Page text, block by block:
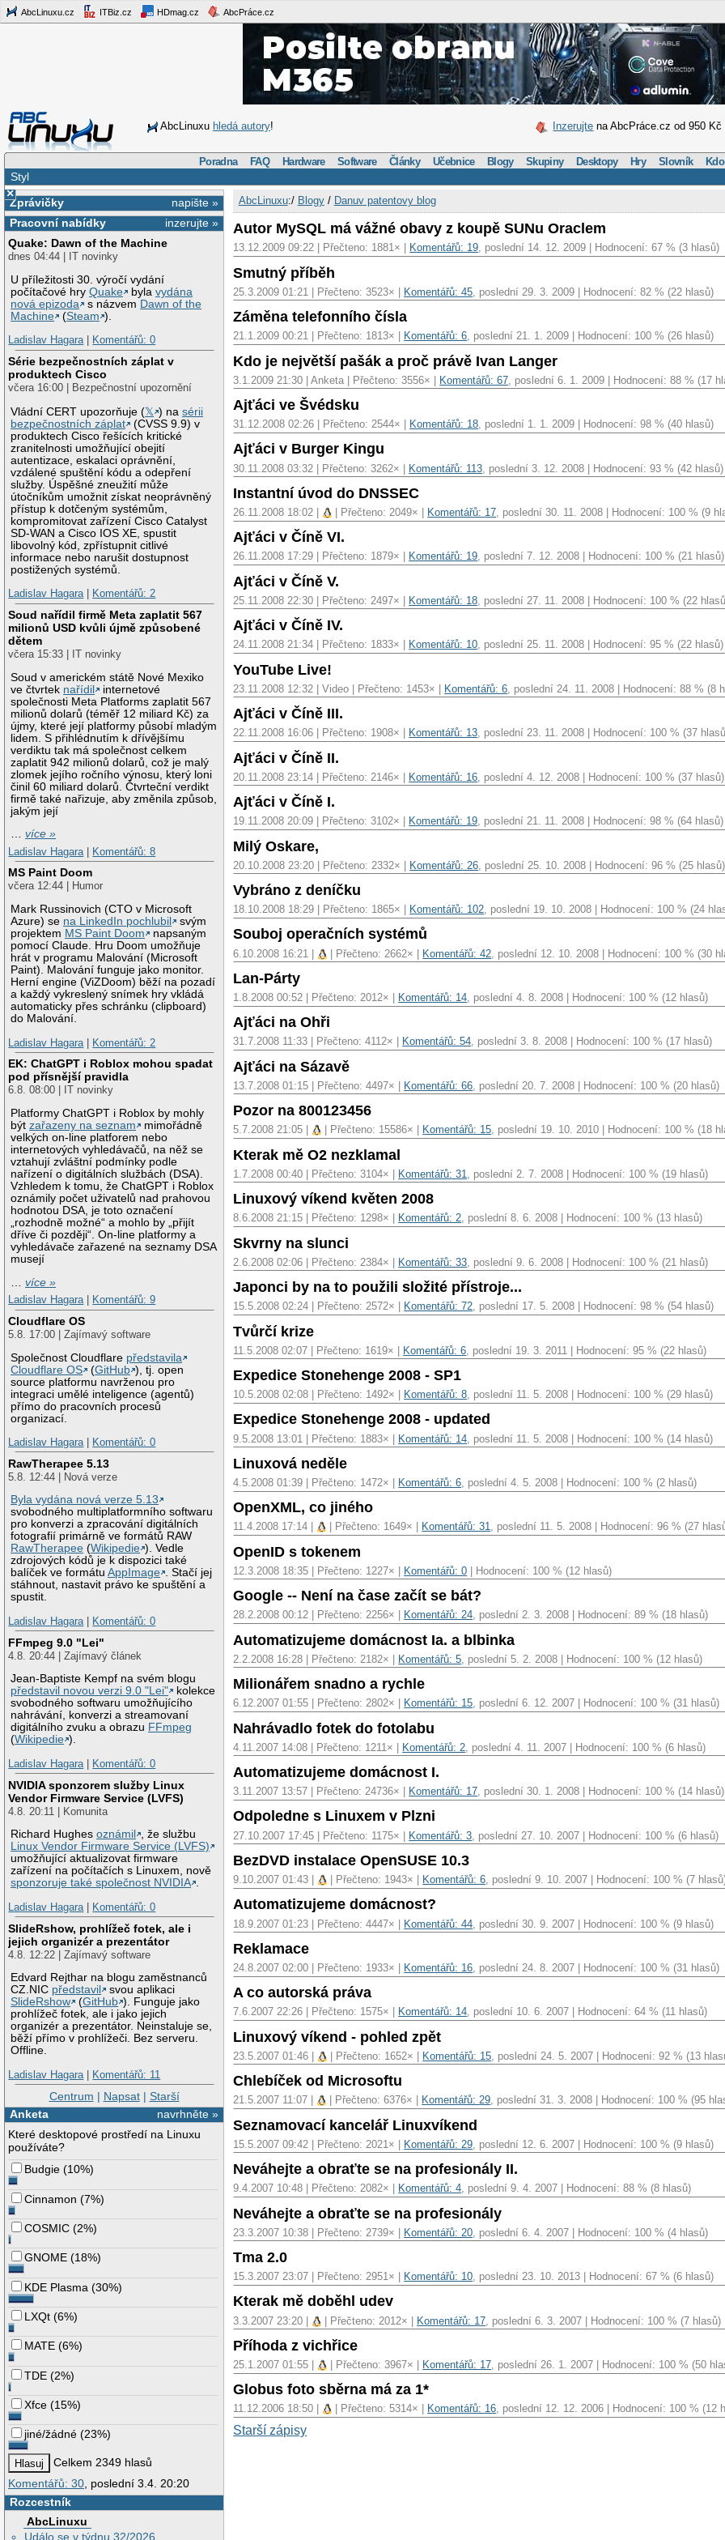
AbcLinuxu.cz ITBiz.cz HDmag.cz AbcPráce.cz
AbcLinuxu hledá autory! Inzerujte na AbcPráce.cz od 950 Kč
Poradna FAQ Hardware Software Články Učebnice Blogy Skupiny Desktopy Hry Slovník
Styl
×
napište »
Zprávičky
inzerujte »
Pracovní nabídky
Quake: Dawn of the Machine
dnes 04:44 | IT novinky
U příležitosti 30. výročí vydání
počítačové hryQuake bylavydána
nová epizoda
s názvem Dawn of the
Machine
(Steam ).
Ladislav Hagara| Komentářů: 0
Série bezpečnostních záplat v
produktech Cisco
včera 16:00 | Bezpečnostní upozornění
Vládní CERT upozorňuje (𝕏 ) nasérii
bezpečnostních záplat
(CVSS 9.9) v
produktech Cisco řešících kritické
zranitelnosti umožňující obejití
autentizace, eskalaci oprávnění,
vzdálené spuštění kódu a odepření
služby. Úspěšné zneužití může
útočníkům umožnit získat neoprávněný
přístup k dotčeným systémům,
kompromitovat zařízení Cisco Catalyst
SD-WAN a Cisco IOS XE, spustit
libovolný kód, zpřístupnit citlivé
informace nebo narušit dostupnost
postižených systémů.
Ladislav Hagara| Komentářů: 2
Soud nařídil firmě Meta zaplatit 567
milionů USD kvůli újmě způsobené
dětem
včera 15:33 | IT novinky
Soud v americkém státě Nové Mexiko
ve čtvrtek nařídil
internetové
společnosti Meta Platforms zaplatit 567
milionů dolarů (téměř 12 miliard Kč) za
újmy, které její platformy působí mladým
lidem. S přihlédnutím k dřívějšímu
verdiktu tak má společnost celkem
zaplatit 942 milionů dolarů, což je malý
zlomek jejího ročního výnosu, který loni
činil 60 miliard dolarů. Čtvrteční verdikt
firmě také nařizuje, aby změnila způsob,
jakým její
…více »
Ladislav Hagara
Komentářů: 8
MS Paint Doom
včera 12:44 | Humor
Mark Russinovich (CTO v Microsoft
Azure) se na LinkedIn pochlubil
svým
projektem MS Paint Doom
napsaným
pomocí Claude. Hru Doom umožňuje
hrát v programu Malování (Microsoft
Paint). Malování funguje jako monitor.
Herní engine (ViZDoom) běží na pozadí
a každý vykreslený snímek hry vkládá
automaticky přes schránku (clipboard)
do Malování.
Ladislav Hagara
Komentářů: 2
EK: ChatGPT i Roblox mohou spadat
pod přísnější pravidla
6.8. 08:00 | IT novinky
Platformy ChatGPT i Roblox by mohly
býtzařazeny na seznam
mimořádně
velkých on-line platforem nebo
internetových vyhledávačů, na něž se
vztahují zvláštní podmínky podle
nařízení o digitálních službách (DSA).
Vzhledem k tomu, že ChatGPT i Roblox
oznámily počet uživatelů nad prahovou
hodnotou DSA, je toto označení
„rozhodně možné“ a mohlo by „přijít
dříve či později“. On-line platformy a
vyhledávače zařazené na seznamy DSA
musejí
…více »
Ladislav Hagara| Komentářů: 9
Cloudflare OS
5.8. 17:00 | Zajímavý software
Společnost Cloudflare představila
Cloudflare OS
(GitHub ), tj. open
source platformu navrženou pro
integraci umělé inteligence (agentů)
přímo do pracovních procesů
organizací.
Ladislav Hagara| Komentářů: 0
RawTherapee 5.13
5.8. 12:44 | Nová verze
Byla vydána nová verze 5.13
svobodného multiplatformního softwaru
pro konverzi a zpracování digitálních
fotografií primárně ve formátů RAW
RawTherapee (Wikipedie ). Vedle
zdrojových kódů je k dispozici také
balíček ve formátuAppImage . Stačí jej
stáhnout, nastavit právo ke spuštění a
spustit.
Ladislav Hagara| Komentářů: 0
FFmpeg 9.0 "Lei"
4.8. 20:44 | Zajímavý článek
Jean-Baptiste Kempf na svém blogu
představil novou verzi 9.0 "Lei"
kolekce
svobodného softwaru umožňujícího
nahrávání, konverzi a streamovaní
digitálního zvuku a obrazu FFmpeg
(Wikipedie ).
Ladislav Hagara| Komentářů: 0
NVIDIA sponzorem služby Linux
Vendor Firmware Service (LVFS)
4.8. 20:11 | Komunita
Richard Hughesoznámil
, že službu
Linux Vendor Firmware Service (LVFS)
umožňující aktualizovat firmware
zařízení na počítačích s Linuxem, nově
sponzoruje také společnost NVIDIA .
Ladislav Hagara| Komentářů: 0
SlideRshow, prohlížeč fotek, ale i
jejich organizér a prezentátor
4.8. 12:22 | Zajímavý software
Edvard Rejthar na blogu zaměstnanců
CZ.NIC představil
svou aplikaci
SlideRshow
(GitHub ). Funguje jako
prohlížeč fotek, ale i jako jejich
organizér a prezentátor. Neinstaluje se,
běží přímo v prohlížeči. Bez serveru.
Offline.
Ladislav Hagara| Komentářů: 11
Centrum | Napsat| Starší
navrhněte »
Anketa
Které desktopové prostředí na Linuxu
používáte?
Budgie (10%)
Cinnamon (7%)
COSMIC (2%)
GNOME (18%)
KDE Plasma (30%)
LXQt (6%)
MATE (6%)
TDE (2%)
Xfce (15%)
jiné/žádné (23%)
Celkem 2349 hlasů
Komentářů: 30 , poslední 3.4. 20:20
Rozcestník
AbcLinuxu
Událo se v týdnu 32/2026
AbcLinuxu:/ Blogy/ Danuv patentovy blog
Autor MySQL má vážné obavy z koupě SUNu Oraclem
13.12.2009 09:22 | Přečteno: 1881× | Komentářů: 19, poslední 14. 12. 2009 | Hodnocení: 67 % (3 hlasů)
Smutný příběh
25.3.2009 01:21 | Přečteno: 3523× | Komentářů: 45 , poslední 29. 3. 2009 | Hodnocení: 82 % (22 hlasů)
Záměna telefonního čísla
21.1.2009 00:21 | Přečteno: 1813× | Komentářů: 6, poslední 21. 1. 2009 | Hodnocení: 100 % (26 hlasů)
Kdo je největší pašák a proč právě Ivan Langer
3.1.2009 21:30 | Anketa | Přečteno: 3556× | Komentářů: 67 , poslední 6. 1. 2009 | Hodnocení: 88 % (17
Ajťáci ve Švédsku
31.12.2008 02:26 | Přečteno: 2544× | Komentářů: 18, poslední 1. 1. 2009 | Hodnocení: 98 % (40 hlasů)
Ajťáci v Burger Kingu
30.11.2008 03:32 | Přečteno: 3262× | Komentářů: 113 , poslední 3. 12. 2008 | Hodnocení: 93 % (42 hlasů)
Instantní úvod do DNSSEC
26.11.2008 18:02 | | Přečteno: 2049× | Komentářů: 17, poslední 30. 11. 2008 | Hodnocení: 100 % (9
Ajťáci v Číně VI.
26.11.2008 17:29 | Přečteno: 1879× | Komentářů: 19, poslední 7. 12. 2008 | Hodnocení: 100 % (21 hlasů)
Ajťáci v Číně V.
25.11.2008 22:30 | Přečteno: 2497× | Komentářů: 18 , poslední 27. 11. 2008 | Hodnocení: 100 % (22
Ajťáci v Číně IV.
24.11.2008 21:34 | Přečteno: 1833× | Komentářů: 10, poslední 25. 11. 2008 | Hodnocení: 95 % (22 hlasů)
YouTube Live!
23.11.2008 12:32 | Video | Přečteno: 1453× | Komentářů: 6 , poslední 24. 11. 2008 | Hodnocení: 88 % (8
Ajťáci v Číně III.
22.11.2008 16:06 | Přečteno: 1908× | Komentářů: 13, poslední 23. 11. 2008 | Hodnocení: 100 % (37
Ajťáci v Číně II.
20.11.2008 23:14 | Přečteno: 2146× | Komentářů: 16 , poslední 4. 12. 2008 | Hodnocení: 100 % (37 hlasů)
Ajťáci v Číně I.
19.11.2008 20:09 | Přečteno: 3102× | Komentářů: 19, poslední 21. 11. 2008 | Hodnocení: 98 % (64 hlasů)
Milý Oskare,
20.10.2008 23:20 | Přečteno: 2332× | Komentářů: 26 , poslední 25. 10. 2008 | Hodnocení: 96 % (25 hlasů)
Vybráno z deníčku
18.10.2008 18:29 | Přečteno: 1865× | Komentářů: 102, poslední 19. 10. 2008 | Hodnocení: 100 % (24
Souboj operačních systémů
6.10.2008 16:21 | | Přečteno: 2662× | Komentářů: 42 , poslední 12. 10. 2008 | Hodnocení: 100 % (30
Lan-Párty
1.8.2008 00:52 | Přečteno: 2012× | Komentářů: 14 , poslední 4. 8. 2008 | Hodnocení: 100 % (12 hlasů)
Ajťáci na Ohři
31.7.2008 11:33 | Přečteno: 4112× | Komentářů: 54, poslední 3. 8. 2008 | Hodnocení: 100 % (17 hlasů)
Ajťáci na Sázavě
13.7.2008 01:15 | Přečteno: 4497× | Komentářů: 66 , poslední 20. 7. 2008 | Hodnocení: 100 % (20 hlasů)
Pozor na 800123456
5.7.2008 21:05 | | Přečteno: 15586× | Komentářů: 15, poslední 19. 10. 2010 | Hodnocení: 100 % (18
Kterak mě O2 nezklamal
1.7.2008 00:40 | Přečteno: 3104× | Komentářů: 31 , poslední 2. 7. 2008 | Hodnocení: 100 % (19 hlasů)
Linuxový víkend květen 2008
8.6.2008 21:15 | Přečteno: 1298× | Komentářů: 2, poslední 8. 6. 2008 | Hodnocení: 100 % (13 hlasů)
Skvrny na slunci
2.6.2008 02:06 | Přečteno: 2384× | Komentářů: 33 , poslední 9. 6. 2008 | Hodnocení: 100 % (21 hlasů)
Japonci by na to použili složité přístroje...
15.5.2008 02:24 | Přečteno: 2572× | Komentářů: 72, poslední 17. 5. 2008 | Hodnocení: 98 % (54 hlasů)
Tvůrčí krize
11.5.2008 02:07 | Přečteno: 1619× | Komentářů: 6 , poslední 19. 3. 2011 | Hodnocení: 95 % (22 hlasů)
Expedice Stonehenge 2008 - SP1
10.5.2008 02:08 | Přečteno: 1492× | Komentářů: 8, poslední 11. 5. 2008 | Hodnocení: 100 % (29 hlasů)
Expedice Stonehenge 2008 - updated
9.5.2008 13:01 | Přečteno: 1883× | Komentářů: 14 , poslední 11. 5. 2008 | Hodnocení: 100 % (14 hlasů)
Linuxová neděle
4.5.2008 01:39 | Přečteno: 1472× | Komentářů: 6 , poslední 4. 5. 2008 | Hodnocení: 100 % (2 hlasů)
OpenXML, co jiného
11.4.2008 17:14 | | Přečteno: 1649× | Komentářů: 31, poslední 11. 5. 2008 | Hodnocení: 96 % (27
OpenID s tokenem
12.3.2008 18:35 | Přečteno: 1227× | Komentářů: 0 | Hodnocení: 100 % (12 hlasů)
Google -- Není na čase začít se bát?
28.2.2008 00:12 | Přečteno: 2256× | Komentářů: 24, poslední 2. 3. 2008 | Hodnocení: 89 % (18 hlasů)
Automatizujeme domácnost Ia. a blbinka
2.2.2008 16:28 | Přečteno: 2182× | Komentářů: 5 , poslední 5. 2. 2008 | Hodnocení: 100 % (12 hlasů)
Milionářem snadno a rychle
6.12.2007 01:55 | Přečteno: 2802× | Komentářů: 15, poslední 6. 12. 2007 | Hodnocení: 100 % (31 hlasů)
Nahrávadlo fotek do fotolabu
4.11.2007 14:08 | Přečteno: 1211× | Komentářů: 2 , poslední 4. 11. 2007 | Hodnocení: 100 % (6 hlasů)
Automatizujeme domácnost I.
3.11.2007 13:57 | Přečteno: 24736× | Komentářů: 17, poslední 30. 1. 2008 | Hodnocení: 100 % (14 hlasů)
Odpoledne s Linuxem v Plzni
27.10.2007 17:45 | Přečteno: 1175× | Komentářů: 3 , poslední 27. 10. 2007 | Hodnocení: 100 % (6 hlasů)
BezDVD instalace OpenSUSE 10.3
9.10.2007 01:43 | | Přečteno: 1943× | Komentářů: 6, poslední 9. 10. 2007 | Hodnocení: 100 % (7
Automatizujeme domácnost?
18.9.2007 01:23 | Přečteno: 4447× | Komentářů: 44 , poslední 30. 9. 2007 | Hodnocení: 100 % (9 hlasů)
Reklamace
24.8.2007 02:00 | Přečteno: 1933× | Komentářů: 16 , poslední 24. 8. 2007 | Hodnocení: 100 % (31 hlasů)
A co autorská práva
7.6.2007 22:26 | Přečteno: 1575× | Komentářů: 14, poslední 10. 6. 2007 | Hodnocení: 64 % (11 hlasů)
Linuxový víkend - pohled zpět
23.5.2007 01:46 | | Přečteno: 1652× | Komentářů: 15 , poslední 24. 5. 2007 | Hodnocení: 92 % (13
Chlebíček od Microsoftu
21.5.2007 11:07 | | Přečteno: 6376× | Komentářů: 29, poslední 31. 3. 2008 | Hodnocení: 100 % (95
Seznamovací kancelář Linuxvíkend
15.5.2007 09:42 | Přečteno: 2021× | Komentářů: 29 , poslední 12. 6. 2007 | Hodnocení: 100 % (9 hlasů)
Neváhejte a obraťte se na profesionály II.
9.4.2007 10:48 | Přečteno: 2082× | Komentářů: 4, poslední 9. 4. 2007 | Hodnocení: 88 % (8 hlasů)
Neváhejte a obraťte se na profesionály
23.3.2007 10:38 | Přečteno: 2739× | Komentářů: 20 , poslední 6. 4. 2007 | Hodnocení: 100 % (4 hlasů)
Tma 2.0
15.3.2007 23:07 | Přečteno: 2951× | Komentářů: 10, poslední 23. 10. 2013 | Hodnocení: 67 % (6 hlasů)
Kterak mě doběhl udev
3.3.2007 23:20 | | Přečteno: 2012× | Komentářů: 17 , poslední 6. 3. 2007 | Hodnocení: 100 % (7 hlasů)
Příhoda z vichřice
25.1.2007 01:55 | | Přečteno: 3967× | Komentářů: 17, poslední 26. 1. 2007 | Hodnocení: 100 % (50
Globus foto sběrna má za 1*
11.12.2006 18:50 | | Přečteno: 5314× | Komentářů: 16, poslední 12. 12. 2006 | Hodnocení: 100 % (12
Starší zápisy